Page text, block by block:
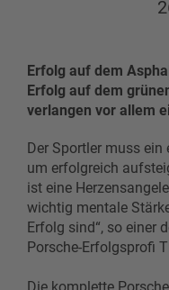
Erfolg auf dem
Erfolg auf dem
verlangen vor allem
Der Sportler muss
um erfolgreich
ist eine
wichtig mentale
Erfolg sind“, so einer
Porsche-Erfolgsprofi